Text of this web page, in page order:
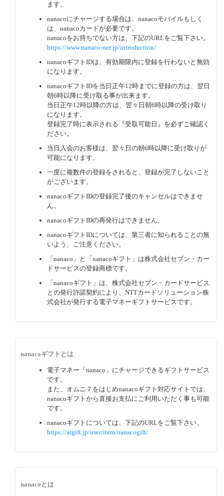
ます。
nanacoにチャージする場合は、nanacoモバイルもしく
は、nanacoカードが必要です。
nanacoをお持ちでない方は、下記のURLをご覧下さい。
https://www.nanaco-net.jp/introduction/
nanacoギフトIDは、有効期限内に登録を行わないと無効
になります。
nanacoギフトIDを当日正午12時までに登録の方は、翌日
朝6時以降に受け取る事が出来ます。
当日正午12時以降の方は、翌々日朝6時以降の受け取り
になります。
登録完了時に表示される『受取可能日』を必ずご確認く
ださい。
当日入会のお客様は、翌々日の朝6時以降に受け取りが
可能になります。
一度に複数件の登録をされると、登録が完了しないこと
がございます。
nanacoギフトIDの登録完了後のキャンセルはできませ
ん。
nanacoギフトIDの再発行はできません。
nanacoギフトIDについては、第三者に知られることの無
いよう、ご注意ください。
「nanaco」と「nanacoギフト」は株式会社セブン・カー
ドサービスの登録商標です。
「nanacoギフト」は、株式会社セブン・カードサービス
との発行許諾契約により、NTTカードソリューション株
式会社が発行する電子マネーギフトサービスです。
nanacoギフトとは
電子マネー「nanaco」にチャージできるギフトサービス
です。
また、オムニ７をはじめnanacoギフト対応サイトでは、
nanacoギフトから直接お支払にご利用いただく事も可能
です。
nanacoギフトについては、下記のURLをご覧下さい。
https://atgift.jp/user/item/nanacogift/
nanacoとは